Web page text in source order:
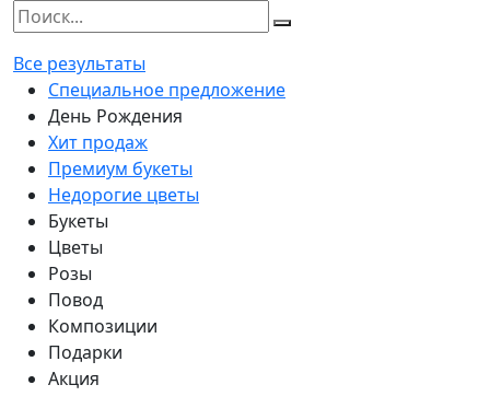
Все результаты
Специальное предложение
День Рождения
Хит продаж
Премиум букеты
Недорогие цветы
Букеты
Цветы
Розы
Повод
Композиции
Подарки
Акция